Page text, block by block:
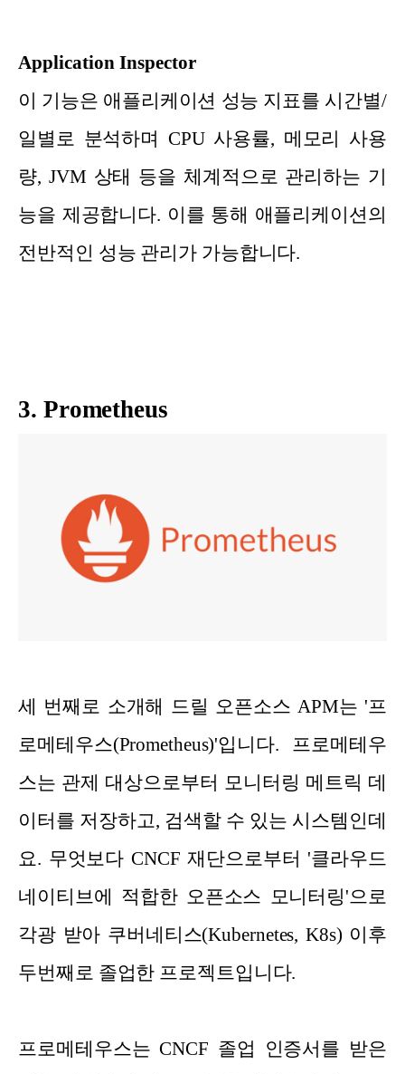
Application Inspector
이 기능은 애플리케이션 성능 지표를 시간별/
일별로 분석하며 CPU 사용률, 메모리 사용
량, JVM 상태 등을 체계적으로 관리하는 기
능을 제공합니다. 이를 통해 애플리케이션의
전반적인 성능 관리가 가능합니다.
3. Prometheus
세 번째로 소개해 드릴 오픈소스 APM는 '프
로메테우스(Prometheus)'입니다. 프로메테우
스는 관제 대상으로부터 모니터링 메트릭 데
이터를 저장하고, 검색할 수 있는 시스템인데
요. 무엇보다 CNCF 재단으로부터 '클라우드
네이티브에 적합한 오픈소스 모니터링'으로
각광 받아 쿠버네티스(Kubernetes, K8s) 이후
두번째로 졸업한 프로젝트입니다.
프로메테우스는 CNCF 졸업 인증서를 받은